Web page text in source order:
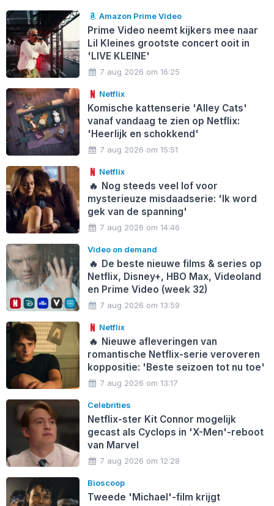
Amazon Prime Video
Prime Video neemt kijkers mee naar
Lil Kleines grootste concert ooit in
'LIVE KLEINE'
7 aug 2026 om 16:25
Netflix
Komische kattenserie 'Alley Cats'
vanaf vandaag te zien op Netflix:
'Heerlijk en schokkend'
7 aug 2026 om 15:51
Netflix
🔥 Nog steeds veel lof voor
mysterieuze misdaadserie: 'Ik word
gek van de spanning'
7 aug 2026 om 14:46
Video on demand
🔥 De beste nieuwe films & series op
Netflix, Disney+, HBO Max, Videoland
en Prime Video (week 32)
7 aug 2026 om 13:59
Netflix
🔥 Nieuwe afleveringen van
romantische Netflix-serie veroveren
koppositie: 'Beste seizoen tot nu toe'
7 aug 2026 om 13:17
Celebrities
Netflix-ster Kit Connor mogelijk
gecast als Cyclops in 'X-Men'-reboot
van Marvel
7 aug 2026 om 12:28
Bioscoop
Tweede 'Michael'-film krijgt